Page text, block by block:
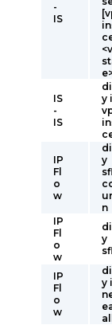
-
IS
IS
-
IS
y
IP
Fl
o
w
y
n
IP
Fl
o
w
y
IP
Fl
o
w
y
all